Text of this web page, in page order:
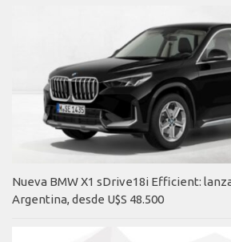
Nueva BMW X1 sDrive18i Efficient:
Argentina, desde U$S 48.500